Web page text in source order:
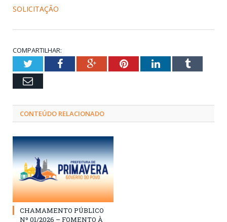
SOLICITAÇÃO
COMPARTILHAR:
TwitterFacebookGoogle+PinterestLinkedInTumblr
Email
CONTEÚDO RELACIONADO
CHAMAMENTO PÚBLICO
Nº 01/2026 – FOMENTO À